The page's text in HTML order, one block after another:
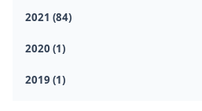
2021 (84)
2020 (1)
2019 (1)